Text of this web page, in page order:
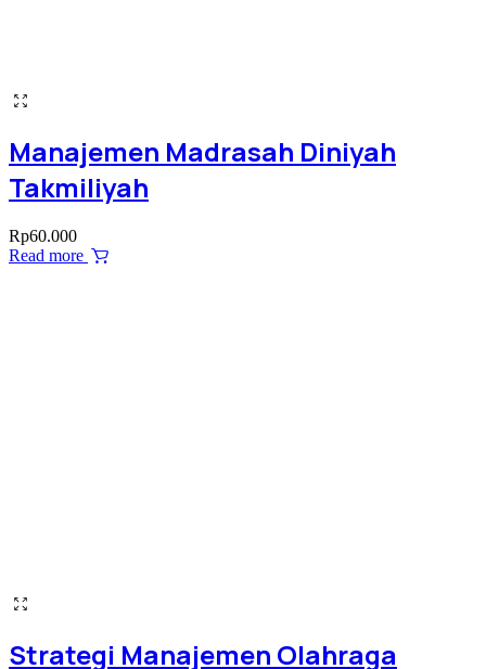
Manajemen Madrasah Diniyah
Takmiliyah
Rp60.000
Read more
Strategi Manajemen Olahraga